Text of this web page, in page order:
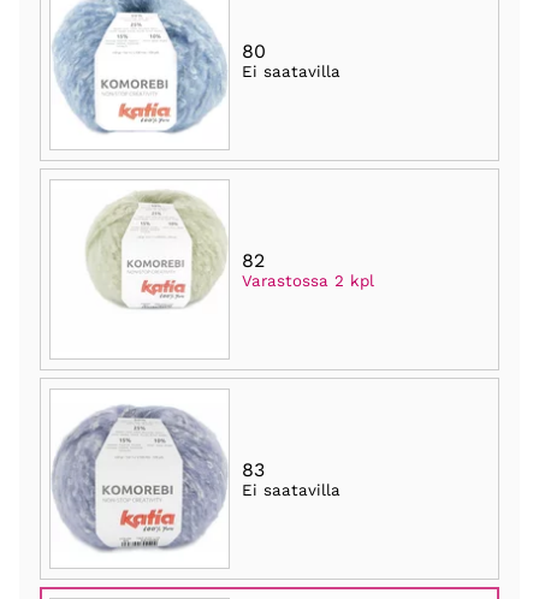
80
Ei saatavilla
82
Varastossa 2 kpl
83
Ei saatavilla